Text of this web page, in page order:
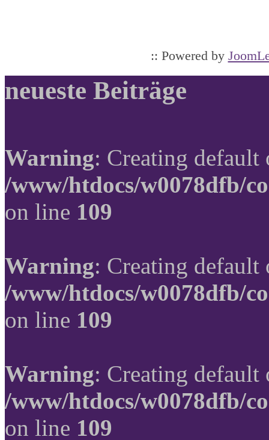
:: Powered by
neueste Beiträge
Warning: Creating
/www/htdocs/w0078dfb/
on line 109
Warning: Creating
/www/htdocs/w0078dfb/
on line 109
Warning: Creating
/www/htdocs/w0078dfb/
on line 109